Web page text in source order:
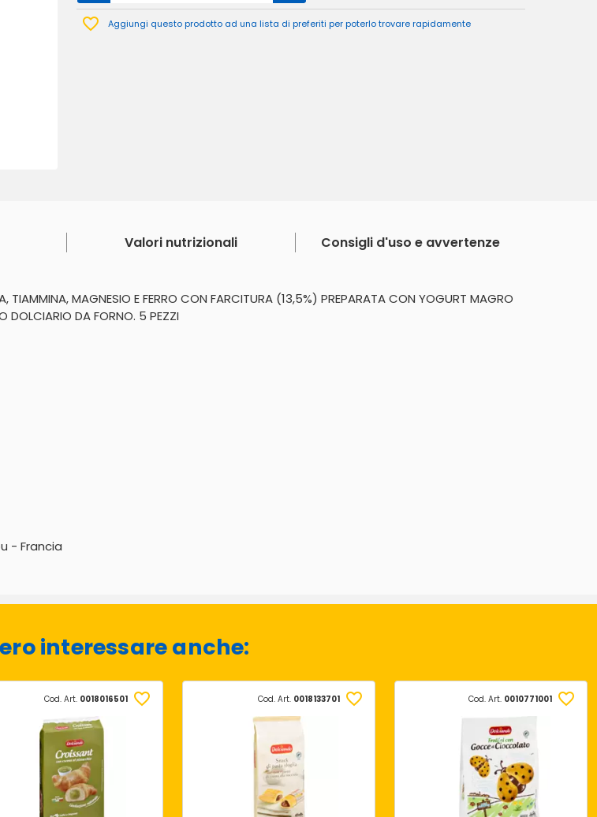
Aggiungi questo prodotto ad una lista di preferiti per poterlo trovare rapidamente
Valori nutrizionali Consigli d'uso e avvertenze
TIAMMINA, MAGNESIO E FERRO CON FARCITURA (13,5%) PREPARATA CON YOGURT MAGRO
DOLCIARIO DA FORNO. 5 PEZZI
- Francia
interessare anche:
Cod. Art. 0018016501 Cod. Art. 0018133701 Cod. Art. 0010771001